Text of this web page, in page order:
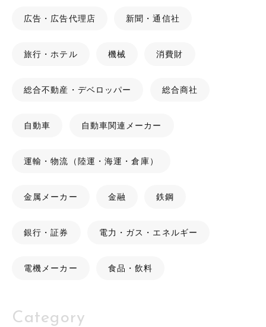
広告・広告代理店 新聞・通信社
旅行・ホテル 機械 消費財
総合不動産・デベロッパー 総合商社
自動車 自動車関連メーカー
運輸・物流（陸運・海運・倉庫）
金属メーカー 金融 鉄鋼
銀行・証券 電力・ガス・エネルギー
電機メーカー 食品・飲料
Category